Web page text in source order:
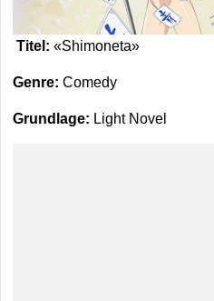
Titel: «Shimoneta»
Genre: Comedy
Grundlage: Light Novel